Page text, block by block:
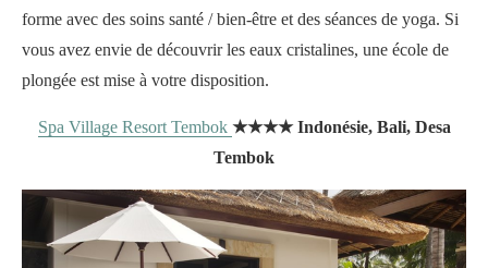
forme avec des soins santé / bien-être et des séances de yoga. Si
vous avez envie de découvrir les eaux cristalines, une école de
plongée est mise à votre disposition.
Spa Village Resort Tembok ★★★★ Indonésie, Bali, Desa
Tembok